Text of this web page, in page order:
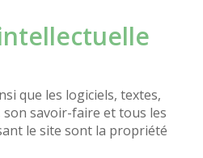
que les logiciels, textes,
savoir-faire et tous les
le site sont la propriété